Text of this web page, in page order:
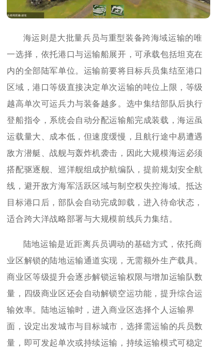
海运则是大批量兵员与重型装备跨海域运输的唯
一选择，依托港口与运输船展开，可承载包括坦克在
内的全部陆军单位。运输前要将目标兵员集结至港口
区域，港口等级直接决定单次运输的吨位上限，等级
越高单次可运兵力与装备越多。选中集结部队后执行
登船指令，系统会自动分配运输船完成装载，海运虽
运载量大、成本低，但速度缓慢，且航行途中易遭遇
敌方潜艇、战舰与轰炸机袭击，因此大规模海运必须
搭配驱逐舰、巡洋舰组成护航编队，提前规划安全航
线，避开敌方海军活跃区域与制空权失控海域。抵达
目标港口后，部队会自动完成卸载，进入待命状态，
适合跨大洋战略部署与大规模前线兵力集结。
陆地运输是近距离兵员调动的基础方式，依托商
业区解锁的陆地运输通道实现，无需额外生产载具。
商业区等级提升会逐步解锁运输权限与增加运输队数
量，四级商业区还会自动解锁空运功能，提升综合运
输效率。陆地运输时，进入商业区选择个人运输界
面，设定出发城市与目标城市，选择需运输的兵员数
量，即可发起单次或持续运输，持续运输模式可稳定